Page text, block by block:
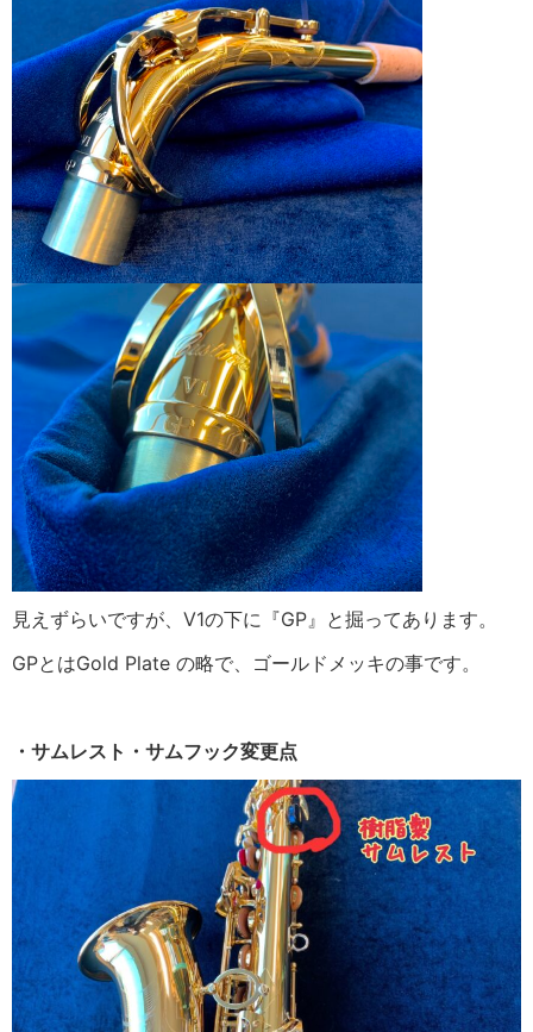
見えずらいですが、V1の下に『GP』と掘ってあります。
GPとはGold Plate の略で、ゴールドメッキの事です。
・サムレスト・サムフック変更点